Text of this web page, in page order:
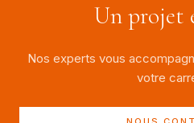
Un projet
Nos experts vous
votre